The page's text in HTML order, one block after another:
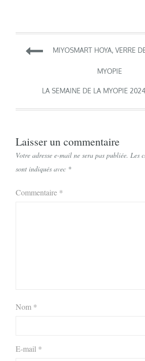
Navigation
l’article
MIYOSMART HOYA, VERRE
MYOPIE
LA SEMAINE DE LA MYOPIE 2024
Laisser un commentaire
Votre adresse e-mail ne sera pas publiée. Les
sont indiqués avec *
Commentaire *
Nom *
E-mail *